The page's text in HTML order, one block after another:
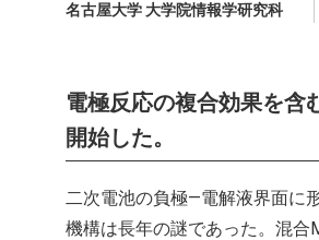
名古屋大学 大学院情報学研究科
電極反応の複合効果を含
開始した。
二次電池の負極—電解液界面に
機構は長年の謎であった。混合